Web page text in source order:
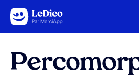
Aller au contenu